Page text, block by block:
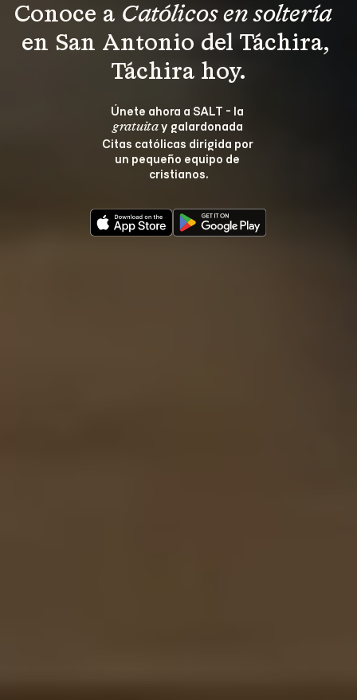
Conoce a Católicos en soltería
en San Antonio del Táchira,
Táchira hoy.
Únete ahora a SALT - la
gratuita y galardonada
Citas católicas dirigida por
un pequeño equipo de
cristianos.